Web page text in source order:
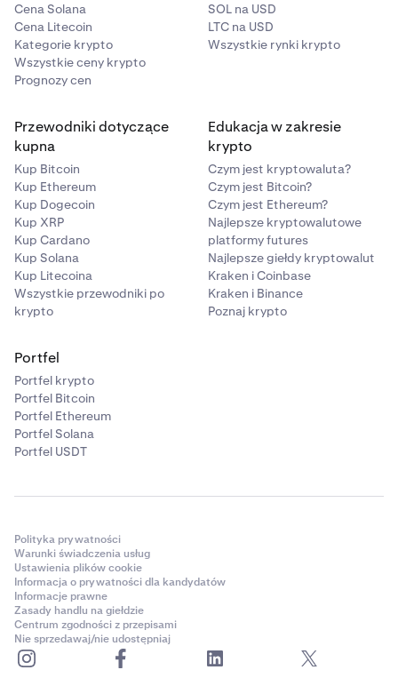
Cena Solana
Cena Litecoin
Kategorie krypto
Wszystkie ceny krypto
Prognozy cen
SOL na USD
LTC na USD
Wszystkie rynki krypto
Przewodniki dotyczące
kupna
Kup Bitcoin
Kup Ethereum
Kup Dogecoin
Kup XRP
Kup Cardano
Kup Solana
Kup Litecoina
Wszystkie przewodniki po
krypto
Edukacja w zakresie
krypto
Czym jest kryptowaluta?
Czym jest Bitcoin?
Czym jest Ethereum?
Najlepsze kryptowalutowe
platformy futures
Najlepsze giełdy kryptowalut
Kraken i Coinbase
Kraken i Binance
Poznaj krypto
Portfel
Portfel krypto
Portfel Bitcoin
Portfel Ethereum
Portfel Solana
Portfel USDT
Polityka prywatności
Warunki świadczenia usług
Ustawienia plików cookie
Informacja o prywatności dla kandydatów
Informacje prawne
Zasady handlu na giełdzie
Centrum zgodności z przepisami
Nie sprzedawaj/nie udostępniaj